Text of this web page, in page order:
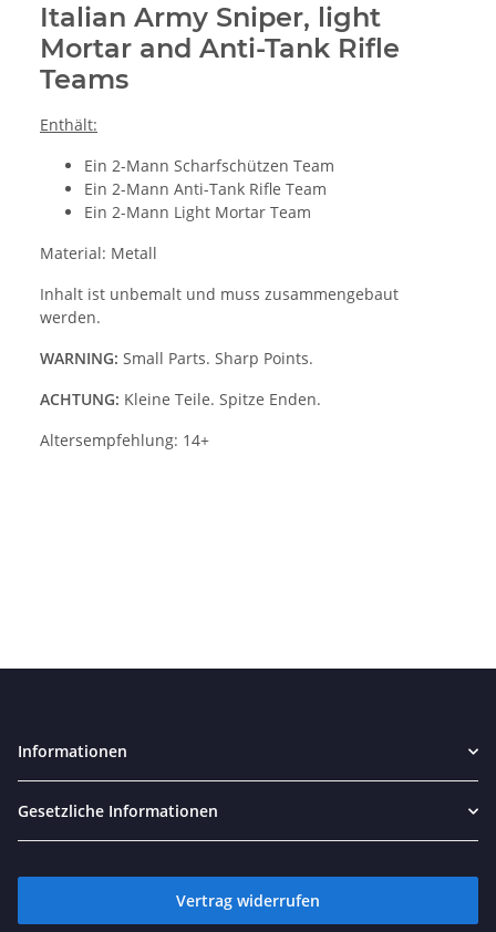
Italian Army Sniper, light
Mortar and Anti-Tank Rifle
Teams
Enthält:
Ein 2-Mann Scharfschützen Team
Ein 2-Mann Anti-Tank Rifle Team
Ein 2-Mann Light Mortar Team
Material: Metall
Inhalt ist unbemalt und muss zusammengebaut
werden.
WARNING: Small Parts. Sharp Points.
ACHTUNG: Kleine Teile. Spitze Enden.
Altersempfehlung: 14+
Informationen
Gesetzliche Informationen
Vertrag widerrufen